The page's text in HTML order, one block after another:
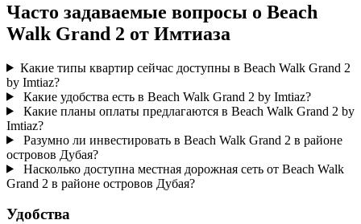
Часто задаваемые вопросы о Beach
Walk Grand 2 от Имтиаза
Какие типы квартир сейчас доступны в Beach Walk Grand 2
by Imtiaz?
Какие удобства есть в Beach Walk Grand 2 by Imtiaz?
Какие планы оплаты предлагаются в Beach Walk Grand 2 by
Imtiaz?
Разумно ли инвестировать в Beach Walk Grand 2 в районе
островов Дубая?
Насколько доступна местная дорожная сеть от Beach Walk
Grand 2 в районе островов Дубая?
Удобства